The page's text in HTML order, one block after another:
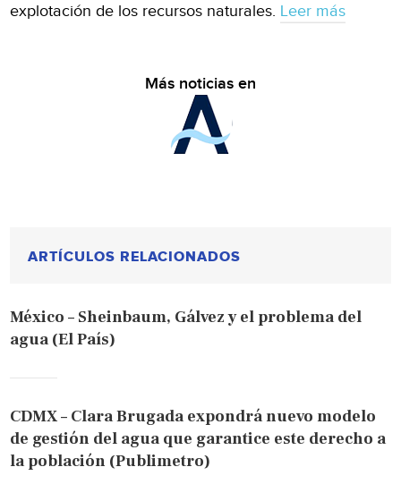
explotación de los recursos naturales. Leer más
Más noticias en
ARTÍCULOS RELACIONADOS
México – Sheinbaum, Gálvez y el problema del
agua (El País)
CDMX – Clara Brugada expondrá nuevo modelo
de gestión del agua que garantice este derecho a
la población (Publimetro)